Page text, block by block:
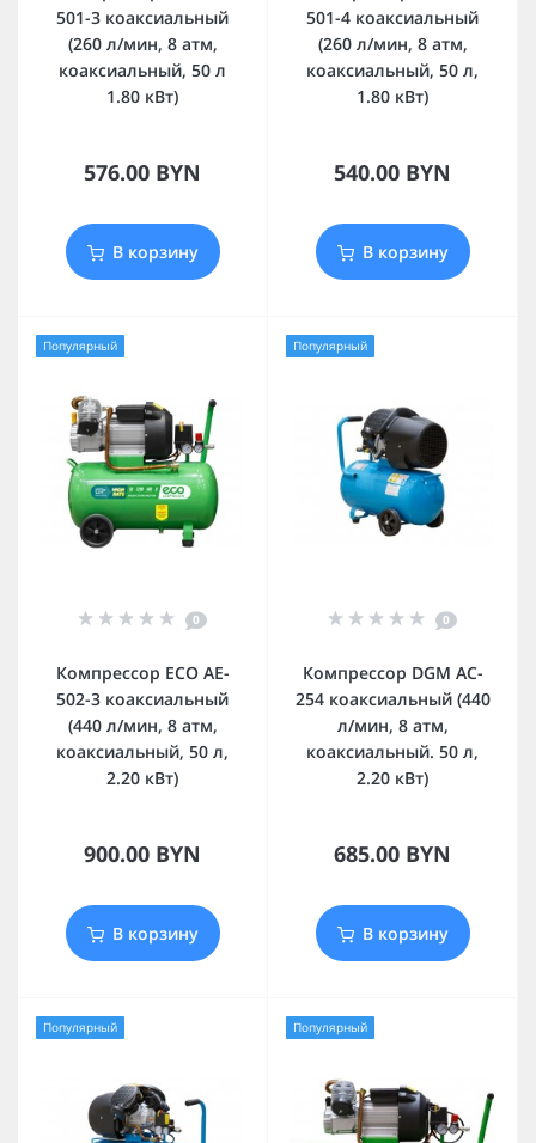
501-3 коаксиальный
(260 л/мин, 8 атм,
коаксиальный, 50 л
1.80 кВт)
576.00 BYN
В корзину
501-4 коаксиальный
(260 л/мин, 8 атм,
коаксиальный, 50 л,
1.80 кВт)
540.00 BYN
В корзину
Популярный
0
Компрессор ECO AE-
502-3 коаксиальный
(440 л/мин, 8 атм,
коаксиальный, 50 л,
2.20 кВт)
900.00 BYN
В корзину
Популярный
0
Компрессор DGM AC-
254 коаксиальный (440
л/мин, 8 атм,
коаксиальный. 50 л,
2.20 кВт)
685.00 BYN
В корзину
Популярный Популярный